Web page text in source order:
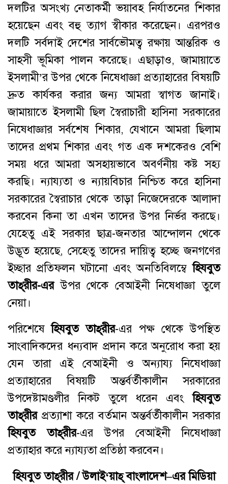
দলটির অসংখ্য নেতাকর্মী ভয়াবহ নির্যাতনের শিকার
হয়েছেন এবং বহু ত্যাগ স্বীকার করেছেন। এরপরও
দলটি সর্বদাই দেশের সার্বভৌমত্ব রক্ষায় আন্তরিক ও
সাহসী ভূমিকা পালন করেছে। এছাড়াও, জামায়াতে
ইসলামী’র উপর থেকে নিষেধাজ্ঞা প্রত্যাহারের বিষয়টি
দ্রুত কার্যকর করার জন্য আমরা স্বাগত জানাই।
জামায়াতে ইসলামী ছিল স্বৈরাচারী হাসিনা সরকারের
নিষেধাজ্ঞার সর্বশেষ শিকার, যেখানে আমরা ছিলাম
তাদের প্রথম শিকার এবং গত এক দশকেরও বেশি
সময় ধরে আমরা অসহায়ভাবে অবর্ণনীয় কষ্ট সহ্য
করছি। ন্যায্যতা ও ন্যায়বিচার নিশ্চিত করে হাসিনা
সরকারের স্বৈরাচার থেকে তাড়া নিজেদেরকে আলাদা
করবেন কিনা তা এখন তাদের উপর নির্ভর করছে।
যেহেতু এই সরকার ছাত্র-জনতার আন্দোলন থেকে
উদ্ভূত হয়েছে, সেহেতু তাদের দায়িত্ব হচ্ছে জনগণের
ইচ্ছার প্রতিফলন ঘটানো এবং অনতিবিলম্বেহিযবুত
তাহ্‌রীর-এরউপর থেকে বেআইনী নিষেধাজ্ঞা তুলে
নেয়া।
পরিশেষেহিযবুত তাহ্রীর-এর পক্ষ থেকে উপস্থিত
সাংবাদিকদের ধন্যবাদ প্রদান করে অনুরোধ করা হয়
যেন তারা এই বেআইনী ও অন্যায্য নিষেধাজ্ঞা
প্রত্যাহারের বিষয়টি অন্তর্বর্তীকালীন সরকারের
উপদেষ্টামণ্ডলীর নিকট তুলে ধরেন এবংহিযবুত
তাহ্‌রীরপ্রত্যাশা করে বর্তমান অন্তর্বর্তীকালীন সরকার
হিযবুত তাহ্‌রীর-এর উপর বেআইনী নিষেধাজ্ঞা
প্রত্যাহার করে ন্যায্যতা প্রতিষ্ঠা করবেন।
হিযবুত তাহ্রীর / উলাই‘য়াহ্‌বাংলাদেশ–এর মিডিয়া